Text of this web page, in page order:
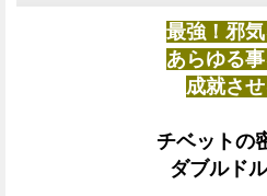
最強！邪
あらゆる
成就させ
チベットの
ダブルド